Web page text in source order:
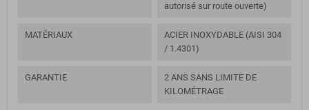
autorisé sur route ouverte)
MATÉRIAUX
ACIER INOXYDABLE (AISI 304
/ 1.4301)
GARANTIE
2 ANS SANS LIMITE DE
KILOMÉTRAGE